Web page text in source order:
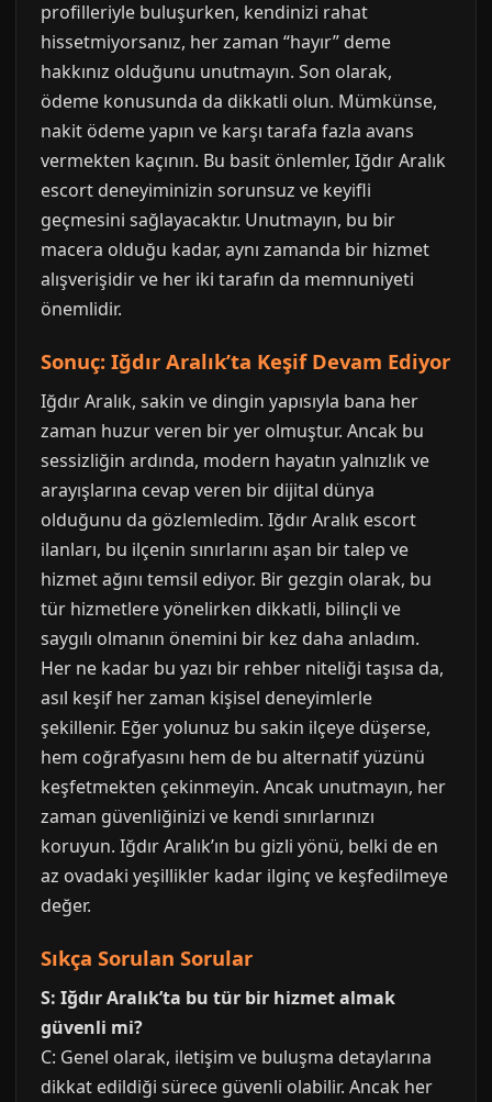
profilleriyle buluşurken, kendinizi rahat
hissetmiyorsanız, her zaman “hayır” deme
hakkınız olduğunu unutmayın. Son olarak,
ödeme konusunda da dikkatli olun. Mümkünse,
nakit ödeme yapın ve karşı tarafa fazla avans
vermekten kaçının. Bu basit önlemler, Iğdır Aralık
escort deneyiminizin sorunsuz ve keyifli
geçmesini sağlayacaktır. Unutmayın, bu bir
macera olduğu kadar, aynı zamanda bir hizmet
alışverişidir ve her iki tarafın da memnuniyeti
önemlidir.
Sonuç: Iğdır Aralık’ta Keşif Devam Ediyor
Iğdır Aralık, sakin ve dingin yapısıyla bana her
zaman huzur veren bir yer olmuştur. Ancak bu
sessizliğin ardında, modern hayatın yalnızlık ve
arayışlarına cevap veren bir dijital dünya
olduğunu da gözlemledim. Iğdır Aralık escort
ilanları, bu ilçenin sınırlarını aşan bir talep ve
hizmet ağını temsil ediyor. Bir gezgin olarak, bu
tür hizmetlere yönelirken dikkatli, bilinçli ve
saygılı olmanın önemini bir kez daha anladım.
Her ne kadar bu yazı bir rehber niteliği taşısa da,
asıl keşif her zaman kişisel deneyimlerle
şekillenir. Eğer yolunuz bu sakin ilçeye düşerse,
hem coğrafyasını hem de bu alternatif yüzünü
keşfetmekten çekinmeyin. Ancak unutmayın, her
zaman güvenliğinizi ve kendi sınırlarınızı
koruyun. Iğdır Aralık’ın bu gizli yönü, belki de en
az ovadaki yeşillikler kadar ilginç ve keşfedilmeye
değer.
Sıkça Sorulan Sorular
S: Iğdır Aralık’ta bu tür bir hizmet almak
güvenli mi?
C: Genel olarak, iletişim ve buluşma detaylarına
dikkat edildiği sürece güvenli olabilir. Ancak her